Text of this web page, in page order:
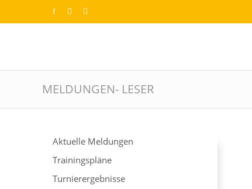
MELDUNGEN- LESER
Aktuelle Meldungen
Trainingspläne
Turnierergebnisse